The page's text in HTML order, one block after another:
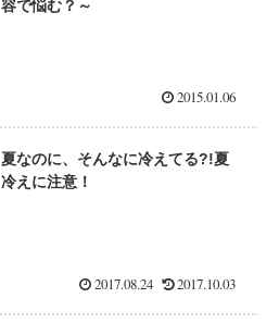
容で悩む？～
2015.01.06
夏なのに、そんなに冷えてる?!夏
冷えに注意！
2017.08.24 2017.10.03